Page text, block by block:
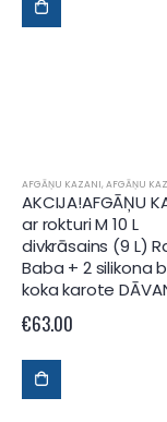
AFGĀŅU KAZANI, AFGĀŅU KAZANI
AKCIJA!AFGĀŅU
ar rokturi M 10 L
divkrāsains (9 L)
Baba + 2 silikona
koka karote
€63.00